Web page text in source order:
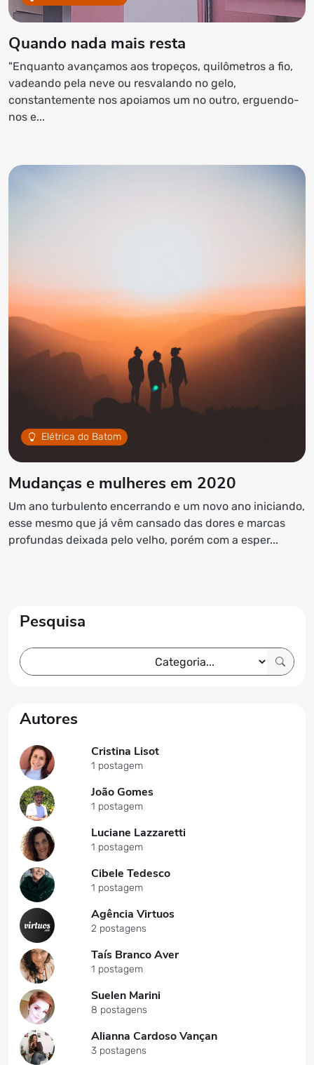
Quando nada mais resta
"Enquanto avançamos aos tropeços, quilômetros a fio,
vadeando pela neve ou resvalando no gelo,
constantemente nos apoiamos um no outro, erguendo-
nos e...
Elétrica do Batom
Mudanças e mulheres em 2020
Um ano turbulento encerrando e um novo ano iniciando,
esse mesmo que já vêm cansado das dores e marcas
profundas deixada pelo velho, porém com a esper...
Pesquisa
Autores
Cristina Lisot
1 postagem
João Gomes
1 postagem
Luciane Lazzaretti
1 postagem
Cibele Tedesco
1 postagem
Agência Virtuos
2 postagens
Taís Branco Aver
1 postagem
Suelen Marini
8 postagens
Alianna Cardoso Vançan
3 postagens